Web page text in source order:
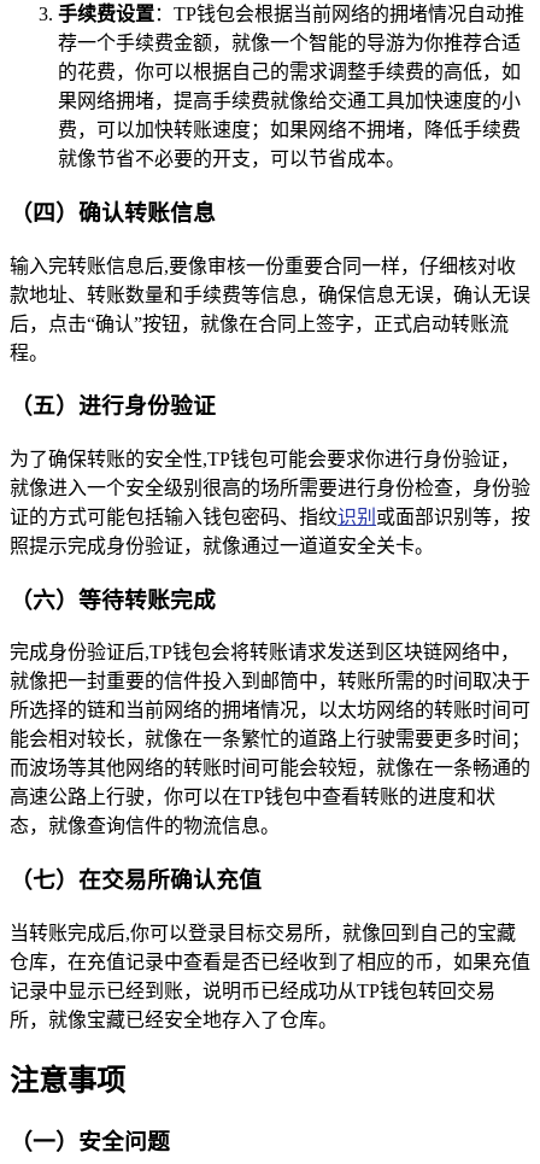
手续费设置：TP钱包会根据当前网络的拥堵情况自动推
荐一个手续费金额，就像一个智能的导游为你推荐合适
的花费，你可以根据自己的需求调整手续费的高低，如
果网络拥堵，提高手续费就像给交通工具加快速度的小
费，可以加快转账速度；如果网络不拥堵，降低手续费
就像节省不必要的开支，可以节省成本。
（四）确认转账信息
输入完转账信息后,要像审核一份重要合同一样，仔细核对收
款地址、转账数量和手续费等信息，确保信息无误，确认无误
后，点击“确认”按钮，就像在合同上签字，正式启动转账流
程。
（五）进行身份验证
为了确保转账的安全性,TP钱包可能会要求你进行身份验证，
就像进入一个安全级别很高的场所需要进行身份检查，身份验
证的方式可能包括输入钱包密码、指纹识别 或面部识别等，按
照提示完成身份验证，就像通过一道道安全关卡。
（六）等待转账完成
完成身份验证后,TP钱包会将转账请求发送到区块链网络中，
就像把一封重要的信件投入到邮筒中，转账所需的时间取决于
所选择的链和当前网络的拥堵情况，以太坊网络的转账时间可
能会相对较长，就像在一条繁忙的道路上行驶需要更多时间；
而波场等其他网络的转账时间可能会较短，就像在一条畅通的
高速公路上行驶，你可以在TP钱包中查看转账的进度和状
态，就像查询信件的物流信息。
（七）在交易所确认充值
当转账完成后,你可以登录目标交易所，就像回到自己的宝藏
仓库，在充值记录中查看是否已经收到了相应的币，如果充值
记录中显示已经到账，说明币已经成功从TP钱包转回交易
所，就像宝藏已经安全地存入了仓库。
注意事项
（一）安全问题